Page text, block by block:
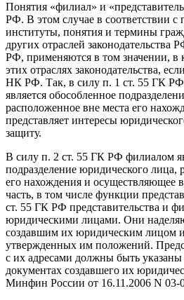
Понятия «филиал» и
РФ. В этом случае в соответствии
институты, понятия и термины
других отраслей
РФ, применяются в том значении, в
этих отраслях законодательства,
НК РФ. Так, в силу п. 1 ст. 55 ГК РФ
является обособленное
расположенное вне места его
представляет интересы
защиту.
В силу п. 2 ст. 55 ГК РФ филиалом
подразделение юридического лица,
его нахождения и осуществляющее
часть, в том числе функции
ст. 55 ГК РФ представительства и
юридическими лицами. Они
создавшим их юридическим лицом
утвержденных им положений.
с их адресами должны быть
документах создавшего их
Минфин России от 16.11.2006 N 03-